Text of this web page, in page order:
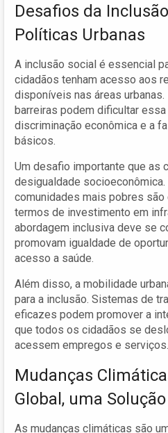
Desafios da
Políticas Urbanas
A inclusão social é essencial
cidadãos tenham acesso aos
disponíveis nas áreas
barreiras podem dificultar
discriminação econômica e a
básicos.
Um desafio importante que as
desigualdade
comunidades mais pobres
termos de investimento em
abordagem inclusiva deve se
promovam igualdade de
acesso a saúde.
Além disso, a mobilidade
para a inclusão. Sistemas de
eficazes podem promover a
que todos os cidadãos se
acessem empregos e serviços.
Mudanças
Global, uma
As mudanças climáticas são